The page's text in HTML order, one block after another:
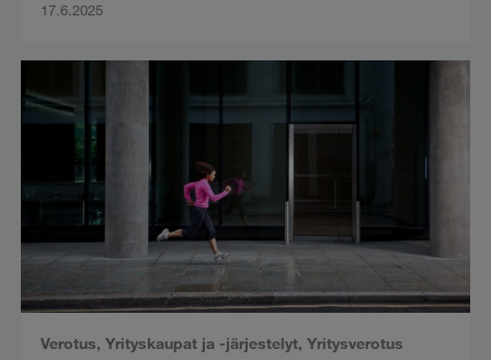
17.6.2025
Verotus, Yrityskaupat ja -järjestelyt, Yritysverotus